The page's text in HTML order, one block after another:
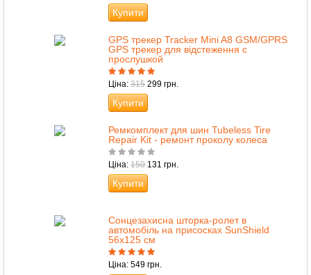
Купити
GPS трекер Tracker Mini A8 GSM/GPRS
GPS трекер для відстеження с
прослушкой
Ціна: 315 299 грн.
Купити
Ремкомплект для шин Tubeless Tire
Repair Kit - ремонт проколу колеса
Ціна: 150 131 грн.
Купити
Сонцезахисна шторка-ролет в
автомобіль на присосках SunShield
56х125 см
Ціна: 549 грн.